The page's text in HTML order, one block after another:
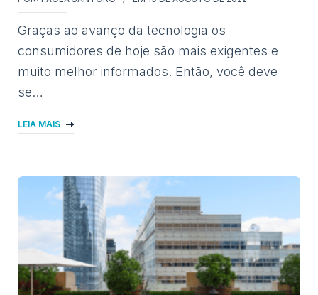
Graças ao avanço da tecnologia os
consumidores de hoje são mais exigentes e
muito melhor informados. Então, você deve
se…
LEIA MAIS